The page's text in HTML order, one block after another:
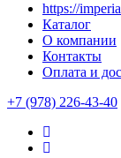
https://
Каталог
О компании
Контакты
Оплата и
+7 (978) 226-43-40